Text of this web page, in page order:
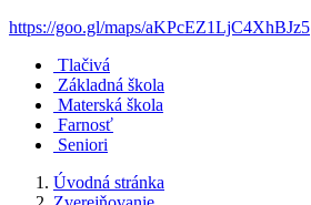
https://goo.gl/maps/aKPcEZ1LjC4XhBJz5
Tlačivá
Základná škola
Materská škola
Farnosť
Seniori
Úvodná stránka